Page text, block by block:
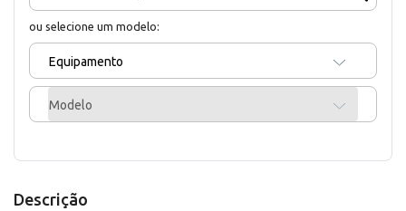
ou selecione um modelo:
Equipamento
Modelo
Descrição